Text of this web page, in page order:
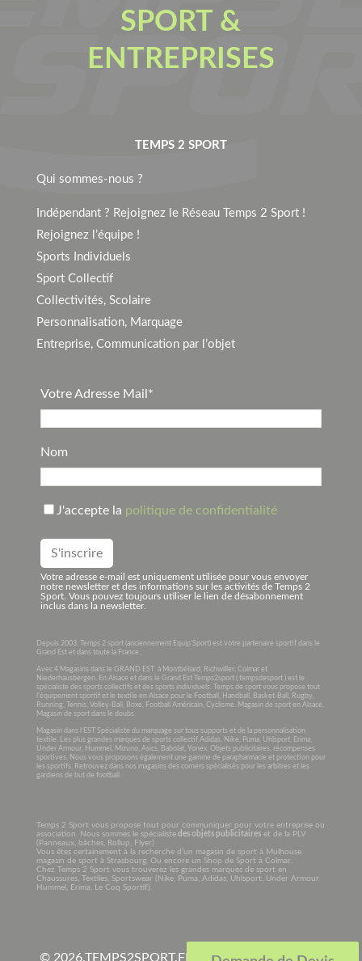
SPORT &
ENTREPRISES
TEMPS 2 SPORT
Qui sommes-nous ?
Indépendant ? Rejoignez le Réseau Temps 2 Sport !
Rejoignez l’équipe !
Sports Individuels
Sport Collectif
Collectivités, Scolaire
Personnalisation, Marquage
Entreprise, Communication par l’objet
Votre Adresse Mail*
Nom
J'accepte la politique de confidentialité
Votre adresse e-mail est uniquement utilisée pour vous envoyer
notre newsletter et des informations sur les activités de Temps 2
Sport. Vous pouvez toujours utiliser le lien de désabonnement
inclus dans la newsletter.
Depuis 2003, Temps 2 sport (anciennement Equip’Sport) est votre partenaire sportif dans le
Grand Est et dans toute la France .
Avec 4 Magasins dans le GRAND EST à Montbéliard, Richwiller, Colmar et
Niederhausbergen. En Alsace et dans le Grand Est Temps2sport ( tempsdesport ) est le
spécialiste des sports collectifs et des sports individuels. Temps de sport vous propose tout
l’équipement sportif et le textile en Alsace pour le Football, Handball, Basket-Ball, Rugby,
Running, Tennis, Volley-Ball, Boxe, Football Américain, Cyclisme. Magasin de sport en Alsace,
Magasin de sport dans le doubs.
Magasin dans l’EST Spécialiste du marquage sur tous supports et de la personnalisation
textile. Les plus grandes marques de sports collectif Adidas, Nike, Puma, Uhlsport, Erima,
Under Armour, Hummel, Mizuno, Asics, Babolat, Yonex. Objets publicitaires, récompenses
sportives. Nous vous proposons également une gamme de parapharmacie et protection pour
les sportifs. Retrouvez dans nos magasins des corners spécialisés pour les arbitres et les
gardiens de but de football.
Temps 2 Sport vous propose tout pour communiquer pour votre entreprise ou
association. Nous sommes le spécialistedes objets publicitaireset de la PLV
(Panneaux, bâches, Rollup, Flyer)
Vous êtes certainement à la recherche d’un magasin de sport à Mulhouse.
magasin de sport à Strasbourg. Ou encore un Shop de Sport à Colmar.
Chez Temps 2 Sport vous trouverez les grandes marques de sport en
Chaussures, Textiles, Sportswear (Nike, Puma, Adidas, Uhlsport, Under Armour
Hummel, Erima, Le Coq Sportif).
© 2026.TEMPS2SPORT.FR. Tous droits réservés à